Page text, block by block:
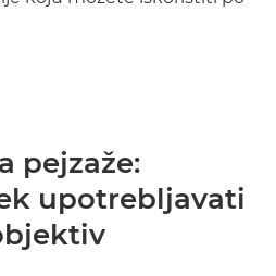
pejzaže:
upotrebljavati